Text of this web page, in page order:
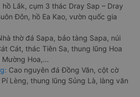
hồ Lắk, cụm 3 thác Dray Sap – Dray
Đôn, hồ Ea Kao, vườn quốc gia
thờ đá Sapa, bảo tàng Sapa, núi
Cát, thác Tiên Sa, thung lũng Hoa
Hoa,...
Cao nguyên đá Đồng Văn, cột cờ
Lèng, thung lũng Sủng Là, làng văn